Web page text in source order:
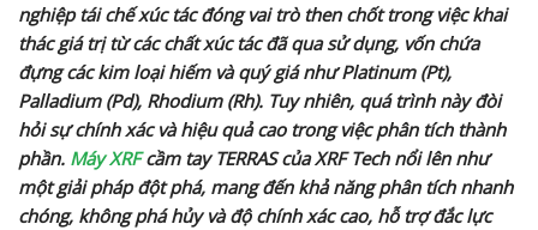
nghiệp tái chế xúc tác đóng vai trò then chốt trong việc khai
thác giá trị từ các chất xúc tác đã qua sử dụng, vốn chứa
đựng các kim loại hiếm và quý giá như Platinum (Pt),
Palladium (Pd), Rhodium (Rh). Tuy nhiên, quá trình này đòi
hỏi sự chính xác và hiệu quả cao trong việc phân tích thành
phần. Máy XRFcầm tay TERRAS của XRF Tech nổi lên như
một giải pháp đột phá, mang đến khả năng phân tích nhanh
chóng, không phá hủy và độ chính xác cao, hỗ trợ đắc lực